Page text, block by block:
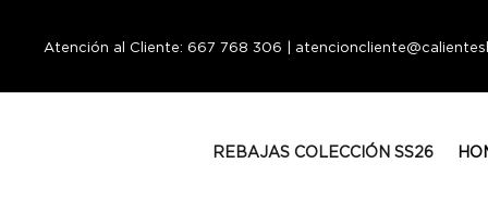
Atención al Cliente: 667 768 306 |
REBAJAS COLECCIÓN SS26